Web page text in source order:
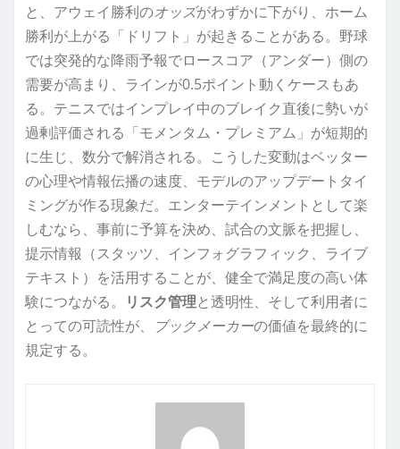
と、アウェイ勝利のオッズがわずかに下がり、ホーム
勝利が上がる「ドリフト」が起きることがある。野球
では突発的な降雨予報でロースコア（アンダー）側の
需要が高まり、ラインが0.5ポイント動くケースもあ
る。テニスではインプレイ中のブレイク直後に勢いが
過剰評価される「モメンタム・プレミアム」が短期的
に生じ、数分で解消される。こうした変動はベッター
の心理や情報伝播の速度、モデルのアップデートタイ
ミングが作る現象だ。エンターテインメントとして楽
しむなら、事前に予算を決め、試合の文脈を把握し、
提示情報（スタッツ、インフォグラフィック、ライブ
テキスト）を活用することが、健全で満足度の高い体
験につながる。
リスク管理と透明性、そして利用者に
とっての可読性が、
ブックメーカーの価値を最終的に
規定する。